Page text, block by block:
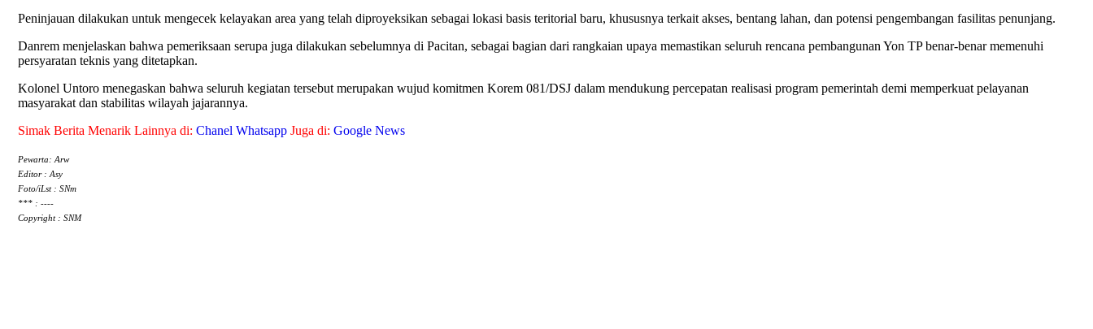
Peninjauan dilakukan untuk mengecek kelayakan area yang telah diproyeksikan sebagai lokasi basis teritorial baru, khususnya terkait akses, bentang lahan, dan potensi pengembangan fasilitas penunjang.
Danrem menjelaskan bahwa pemeriksaan serupa juga dilakukan sebelumnya di Pacitan, sebagai bagian dari rangkaian upaya memastikan seluruh rencana pembangunan Yon TP benar-benar memenuhi
persyaratan teknis yang ditetapkan.
Kolonel Untoro menegaskan bahwa seluruh kegiatan tersebut merupakan wujud komitmen Korem 081/DSJ dalam mendukung percepatan realisasi program pemerintah demi memperkuat pelayanan
masyarakat dan stabilitas wilayah jajarannya.
Simak Berita Menarik Lainnya di: Chanel Whatsapp Juga di: Google News
Pewarta: Arw
Editor : Asy
Foto/iLst : SNm
*** : ----
Copyright : SNM